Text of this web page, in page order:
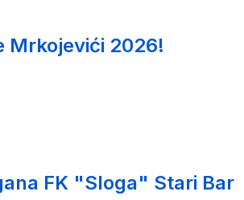
Mrkojevići 2026!
FK "Sloga" Stari Bar